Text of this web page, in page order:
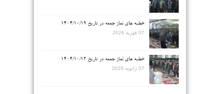
خطبه های نماز جمعه در تاریخ ۱۴۰۴/۱۰/۱۹
07 فوریه 2026
خطبه های نماز جمعه در تاریخ ۱۴۰۴/۱۰/۱۲
07 ژانویه 2026